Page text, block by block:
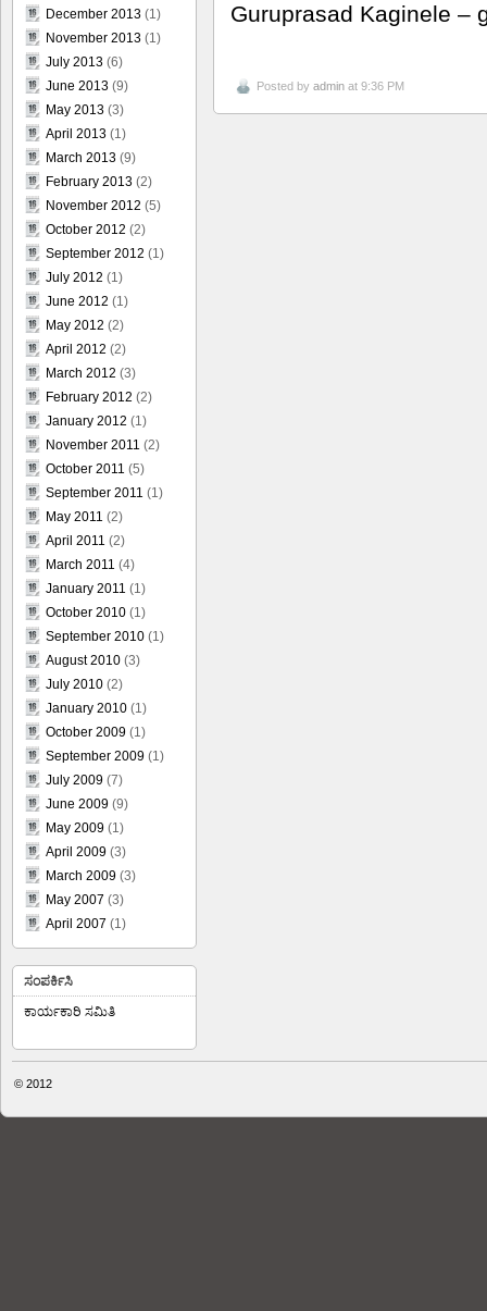
Guruprasad Kaginele –
Posted by admin at 9:36 PM
December 2013 (1)
November 2013 (1)
July 2013 (6)
June 2013 (9)
May 2013 (3)
April 2013 (1)
March 2013 (9)
February 2013 (2)
November 2012 (5)
October 2012 (2)
September 2012 (1)
July 2012 (1)
June 2012 (1)
May 2012 (2)
April 2012 (2)
March 2012 (3)
February 2012 (2)
January 2012 (1)
November 2011 (2)
October 2011 (5)
September 2011 (1)
May 2011 (2)
April 2011 (2)
March 2011 (4)
January 2011 (1)
October 2010 (1)
September 2010 (1)
August 2010 (3)
July 2010 (2)
January 2010 (1)
October 2009 (1)
September 2009 (1)
July 2009 (7)
June 2009 (9)
May 2009 (1)
April 2009 (3)
March 2009 (3)
May 2007 (3)
April 2007 (1)
ಸಂಪರ್ಕಿಸಿ
ಕಾರ್ಯಕಾರಿ ಸಮಿತಿ
© 2012